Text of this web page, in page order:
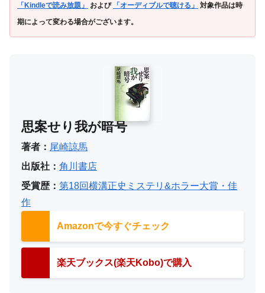
「Kindleで読み放題」 および 「オーディブルで聴ける」
対象作品は時
期によって変わる場合がございます。
思案せり我が暗号
著者： 尾崎諒馬
出版社： 角川書店
受賞歴： 第18回横溝正史ミステリ&ホラー大賞・佳
作
Amazonで今すぐチェック
楽天ブックス(楽天Kobo)で購入